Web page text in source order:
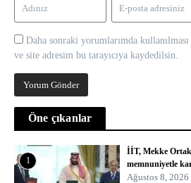
Daha sonraki yorumlarımda
ve site adresim bu tarayıcıya kaydedilsin.
Öne çıkanlar
1
İİT, Mekke Ortak
memnuniyetle
Ağustos 8, 2026